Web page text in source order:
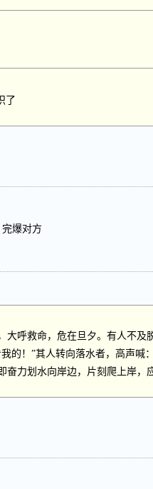
了
爆对方
大呼救命，危在旦夕。有人不及
的！”其人转向落水者，高声喊
奋力划水向岸边，片刻爬上岸，